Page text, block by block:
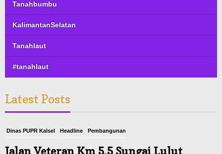
Tanahbumbu
KalimantanSelatan
Tanahlaut
#tanahlaut
Latest Posts
Dinas PUPR Kalsel Headline Pembangunan
Jalan Veteran Km 5,5 Sungai Lulut